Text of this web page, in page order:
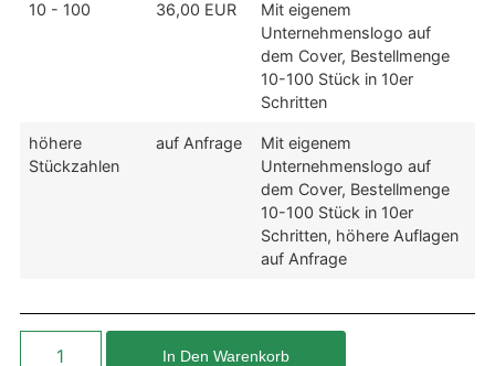
10 - 100 36,00 EUR
Mit eigenem
Unternehmenslogo auf
dem Cover, Bestellmenge
10-100 Stück in 10er
Schritten
höhere
Stückzahlen
auf Anfrage
Mit eigenem
Unternehmenslogo auf
dem Cover, Bestellmenge
10-100 Stück in 10er
Schritten, höhere Auflagen
auf Anfrage
In Den Warenkorb